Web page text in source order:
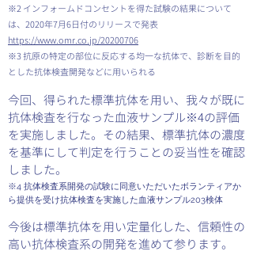
※2 インフォームドコンセントを得た試験の結果について
は、2020年7月6日付のリリースで発表
https://www.omr.co.jp/20200706
※3 抗原の特定の部位に反応する均一な抗体で、診断を目的
とした抗体検査開発などに用いられる
今回、得られた標準抗体を用い、我々が既に
抗体検査を行なった血液サンプル※4の評価
を実施しました。その結果、標準抗体の濃度
を基準にして判定を行うことの妥当性を確認
しました。
※4 抗体検査系開発の試験に同意いただいたボランティアか
ら提供を受け抗体検査を実施した血液サンプル203検体
今後は標準抗体を用い定量化した、信頼性の
高い抗体検査系の開発を進めて参ります。